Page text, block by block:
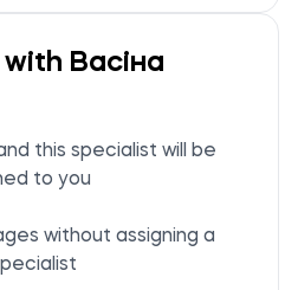
Васіна
this specialist will be
to you
without assigning a